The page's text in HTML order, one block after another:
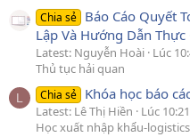
Chia sẻ Báo Cáo Quyết
Lập Và Hướng Dẫn Thực
Latest: Nguyễn Hoài Lúc
Thủ tục hải quan
L Chia sẻ Khóa học báo
Latest: Lê Thị Hiền
Lúc 10:21
Học xuất nhập khẩu-logistics